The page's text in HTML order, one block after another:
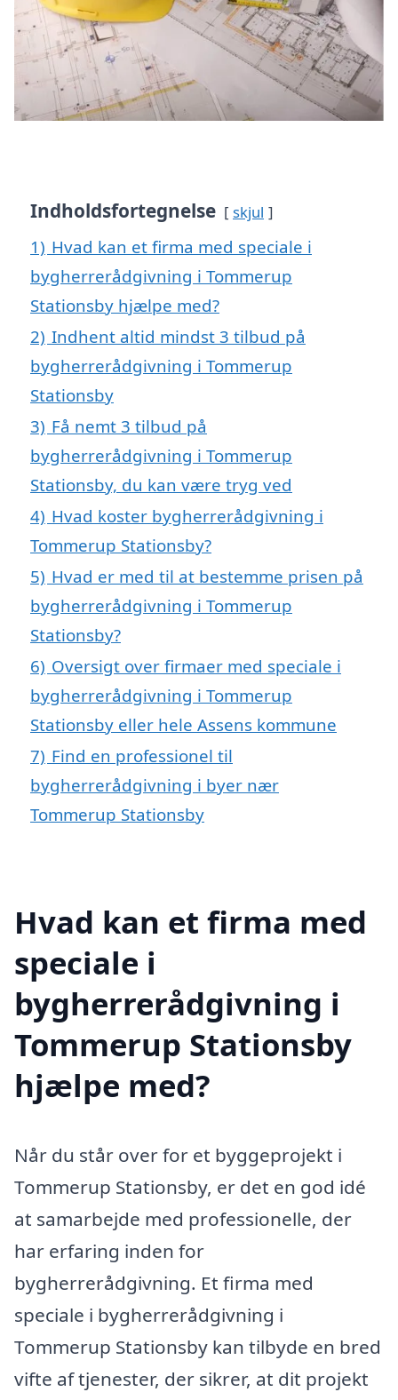
Indholdsfortegnelse skjul
1) Hvad kan et firma med speciale i
bygherrerådgivning i Tommerup
Stationsby hjælpe med?
2) Indhent altid mindst 3 tilbud på
bygherrerådgivning i Tommerup
Stationsby
3) Få nemt 3 tilbud på
bygherrerådgivning i Tommerup
Stationsby, du kan være tryg ved
4) Hvad koster bygherrerådgivning i
Tommerup Stationsby?
5) Hvad er med til at bestemme prisen på
bygherrerådgivning i Tommerup
Stationsby?
6) Oversigt over firmaer med speciale i
bygherrerådgivning i Tommerup
Stationsby eller hele Assens kommune
7) Find en professionel til
bygherrerådgivning i byer nær
Tommerup Stationsby
Hvad kan et firma med
speciale i
bygherrerådgivning i
Tommerup Stationsby
hjælpe med?
Når du står over for et byggeprojekt i
Tommerup Stationsby, er det en god idé
at samarbejde med professionelle, der
har erfaring inden for
bygherrerådgivning. Et firma med
speciale i bygherrerådgivning i
Tommerup Stationsby kan tilbyde en bred
vifte af tjenester, der sikrer, at dit projekt